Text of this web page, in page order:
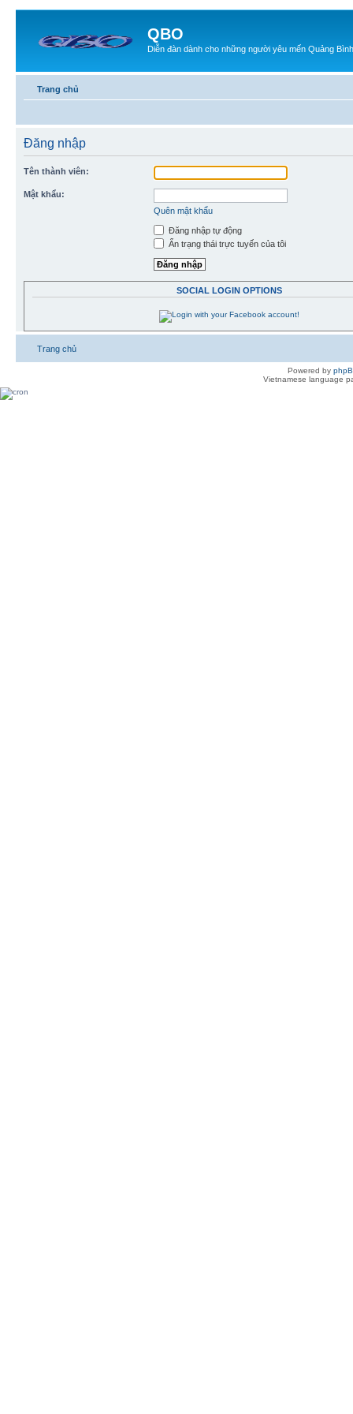
QBO
Diễn đàn dành cho những người yêu mến Quảng Bình
Trang chủ
Đăng nhập
Tên thành viên:
Mật khẩu:
Quên mật khẩu
Đăng nhập tự động
Ẩn trạng thái trực tuyến của tôi
SOCIAL LOGIN OPTIONS
Trang chủ
Powered by
Vietnamese language